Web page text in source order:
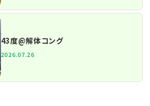
43度@解体コング
2026.07.26